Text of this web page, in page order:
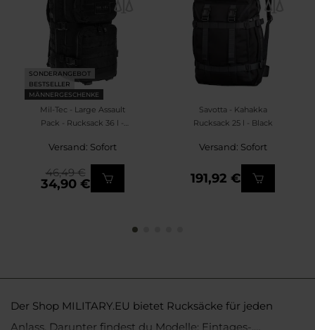
SONDERANGEBOT
BESTSELLER
MÄNNERGESCHENKE
Mil-Tec - Large Assault
Pack - Rucksack 36 l -
Versand: Sofort
34,90 €
46,49 €
Savotta - Kahakka
Rucksack 25 l - Black
Versand: Sofort
191,92 €
Der Shop MILITARY.EU bietet Rucksäcke für jeden
Anlass. Darunter findest du Modelle: Eintages-,